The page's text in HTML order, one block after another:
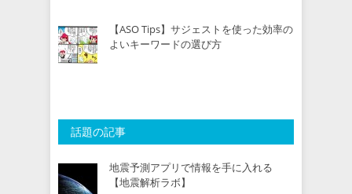
【ASO Tips】サジェストを使った効率の
よいキーワードの選び方
話題の記事
地震予測アプリで情報を手に入れる
【地震解析ラボ】